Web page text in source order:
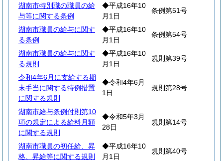
湖南市特別職の職員の給
与等に関する条例
◆平成16年10
月1日
条例第51号
湖南市職員の給与に関す
る条例
◆平成16年10
月1日
条例第54号
湖南市職員の給与に関す
る規則
◆平成16年10
月1日
規則第39号
令和4年6月に支給する期
末手当に関する特例措置
に関する規則
◆令和4年6月
1日
規則第28号
湖南市給与条例付則第10
項の規定による給料月額
に関する規則
◆令和5年3月
28日
規則第14号
湖南市職員の初任給、昇
格、昇給等に関する規則
◆平成16年10
月1日
規則第40号